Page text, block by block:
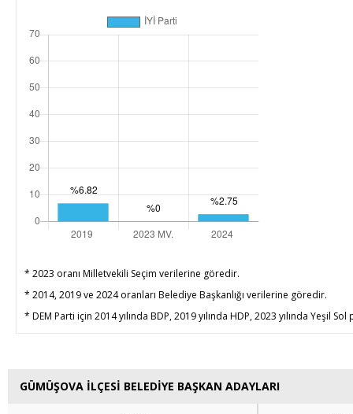
* 2023 oranı Milletvekili Seçim verilerine göredir.
* 2014, 2019 ve 2024 oranları Belediye Başkanlığı verilerine göredir.
* DEM Parti için 2014 yılında BDP, 2019 yılında HDP, 2023 yılında Yeşil Sol
GÜMÜŞOVA İLÇESİ BELEDİYE BAŞKAN ADAYLARI